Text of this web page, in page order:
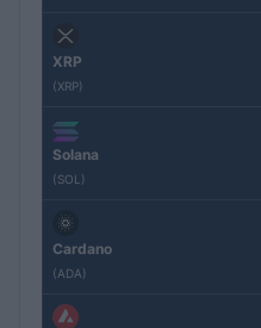
XRP
(XRP)
Solana
(SOL)
Cardano
(ADA)